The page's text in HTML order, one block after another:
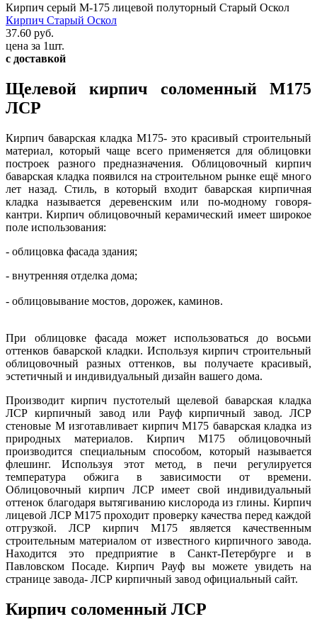
Кирпич серый М-175 лицевой полуторный Старый Оскол
Кирпич Старый Оскол
37.60 руб.
цена за 1шт.
с доставкой
Щелевой кирпич соломенный М175
ЛСР
Кирпич баварская кладка М175- это красивый строительный
материал, который чаще всего применяется для облицовки
построек разного предназначения. Облицовочный кирпич
баварская кладка появился на строительном рынке ещё много
лет назад. Стиль, в который входит баварская кирпичная
кладка называется деревенским или по-модному говоря-
кантри. Кирпич облицовочный керамический имеет широкое
поле использования:
- облицовка фасада здания;
- внутренняя отделка дома;
- облицовывание мостов, дорожек, каминов.
При облицовке фасада может использоваться до восьми
оттенков баварской кладки. Используя кирпич строительный
облицовочный разных оттенков, вы получаете красивый,
эстетичный и индивидуальный дизайн вашего дома.
Производит кирпич пустотелый щелевой баварская кладка
ЛСР кирпичный завод или Рауф кирпичный завод. ЛСР
стеновые М изготавливает кирпич М175 баварская кладка из
природных материалов. Кирпич М175 облицовочный
производится специальным способом, который называется
флешинг. Используя этот метод, в печи регулируется
температура обжига в зависимости от времени.
Облицовочный кирпич ЛСР имеет свой индивидуальный
оттенок благодаря вытягиванию кислорода из глины. Кирпич
лицевой ЛСР М175 проходит проверку качества перед каждой
отгрузкой. ЛСР кирпич М175 является качественным
строительным материалом от известного кирпичного завода.
Находится это предприятие в Санкт-Петербурге и в
Павловском Посаде. Кирпич Рауф вы можете увидеть на
странице завода- ЛСР кирпичный завод официальный сайт.
Кирпич соломенный ЛСР